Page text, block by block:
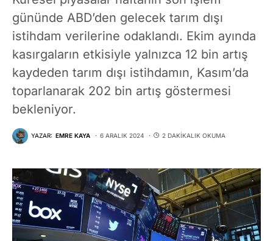
gününde ABD’den gelecek tarım dışı
istihdam verilerine odaklandı. Ekim ayında
kasırgaların etkisiyle yalnızca 12 bin artış
kaydeden tarım dışı istihdamın, Kasım’da
toparlanarak 202 bin artış göstermesi
bekleniyor.
YAZAR: EMRE KAYA 6 ARALIK 2024 2 DAKIKALIK OKUMA